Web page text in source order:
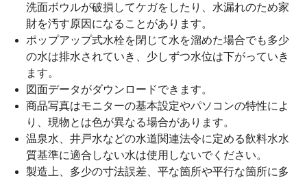
洗面ボウルが破損してケガをしたり、水漏れのため家
財を汚す原因になることがあります。
ポップアップ式水栓を閉じて水を溜めた場合でも多少
の水は排水されていき、少しずつ水位は下がっていき
ます。
図面データがダウンロードできます。
商品写真はモニターの基本設定やパソコンの特性によ
り、現物とは色が異なる場合があります。
温泉水、井戸水などの水道関連法令に定める飲料水水
質基準に適合しない水は使用しないでください。
製造上、多少の寸法誤差、平な箇所や平行な箇所に多